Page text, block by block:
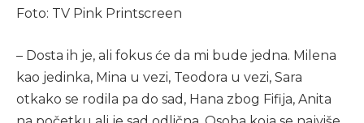
Foto: TV Pink Printscreen
– Dosta ih je, ali fokus će da mi bude jedna. Milena
kao jedinka, Mina u vezi, Teodora u vezi, Sara
otkako se rodila pa do sad, Hana zbog Fifija, Anita